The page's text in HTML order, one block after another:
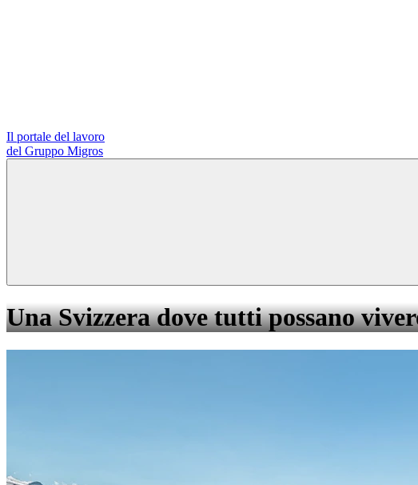
Il portale del lavoro
del Gruppo Migros
Una Svizzera dove tutti possano